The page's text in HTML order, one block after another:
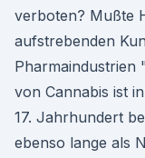
verboten? Mußte
aufstrebenden
Pharmaindustrien
von Cannabis ist
17. Jahrhundert
ebenso lange als